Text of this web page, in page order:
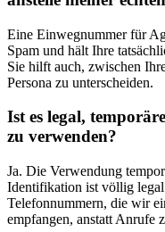
Eine Einwegnummer für
Spam und hält Ihre
Sie hilft auch, zwischen
Persona zu unterscheiden.
Ist es legal,
zu verwenden?
Ja. Die Verwendung
Identifikation ist völlig
Telefonnummern, die wir
empfangen, anstatt Anrufe